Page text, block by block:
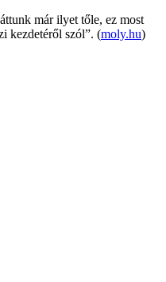
már ilyet tőle, ez most
kezdetéről szól”. (moly.hu)